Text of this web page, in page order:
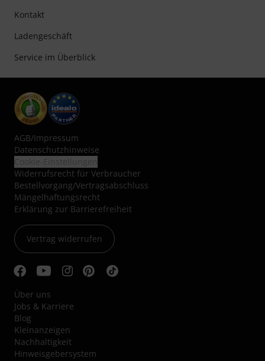
Kontakt
Ladengeschäft
Service im Überblick
AGB/Impressum
Datenschutzhinweise
Widerrufsrecht für Verbraucher
Bestellvorgang/Vertragsabschluss
Mängelhaftungsrecht
Erklärung zur Barrierefreiheit
Vertrag widerrufen
Über uns
Jobs & Karriere
Blog
Kleinanzeigen
Nachhaltigkeit
Hinweisgebersystem